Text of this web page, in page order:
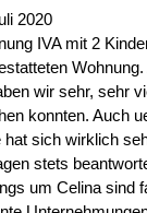
2020
IVA mit 2
wir sehr, sehr
konnten. Auch
sich wirklich
stets
um Celina